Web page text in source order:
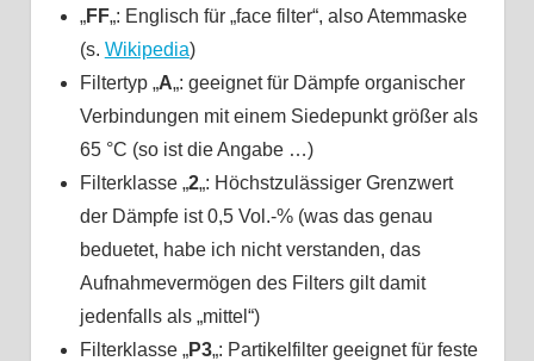
„FF„: Englisch für „face filter“, also Atemmaske
(s. Wikipedia)
Filtertyp „A„: geeignet für Dämpfe organischer
Verbindungen mit einem Siedepunkt größer als
65 °C (so ist die Angabe …)
Filterklasse „2„: Höchstzulässiger Grenzwert
der Dämpfe ist 0,5 Vol.-% (was das genau
beduetet, habe ich nicht verstanden, das
Aufnahmevermögen des Filters gilt damit
jedenfalls als „mittel“)
Filterklasse „P3„: Partikelfilter geeignet für feste